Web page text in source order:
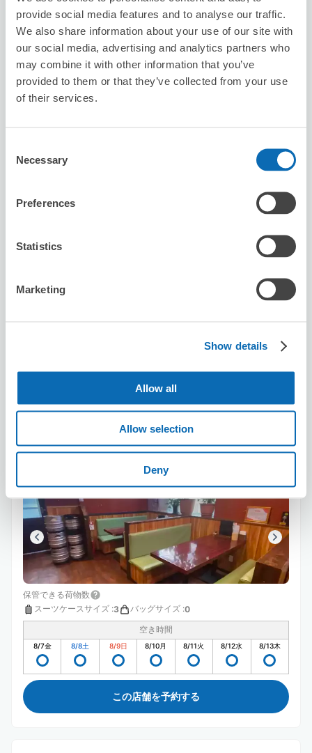
provide social media features and to analyse our traffic.
We also share information about your use of our site with
our social media, advertising and analytics partners who
may combine it with other information that you’ve
provided to them or that they’ve collected from your use
of their services.
Selection
Necessary
Preferences
Statistics
Marketing
Show details
Allow all
Allow selection
Deny
8/9
この店舗を予約する
スーツケースサイズ
この店舗を予約する
TUKI RESTAURANT & BAR
10:00〜23:00
保管できる荷物数
スーツケースサイズ :3 バッグサイズ :0
空き時間
8/7金 8/8土 8/9日 8/10月 8/11火 8/12水 8/13木
この店舗を予約する